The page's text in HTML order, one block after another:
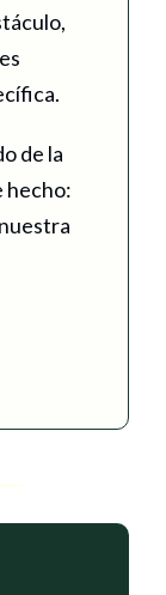
de la
hecho: